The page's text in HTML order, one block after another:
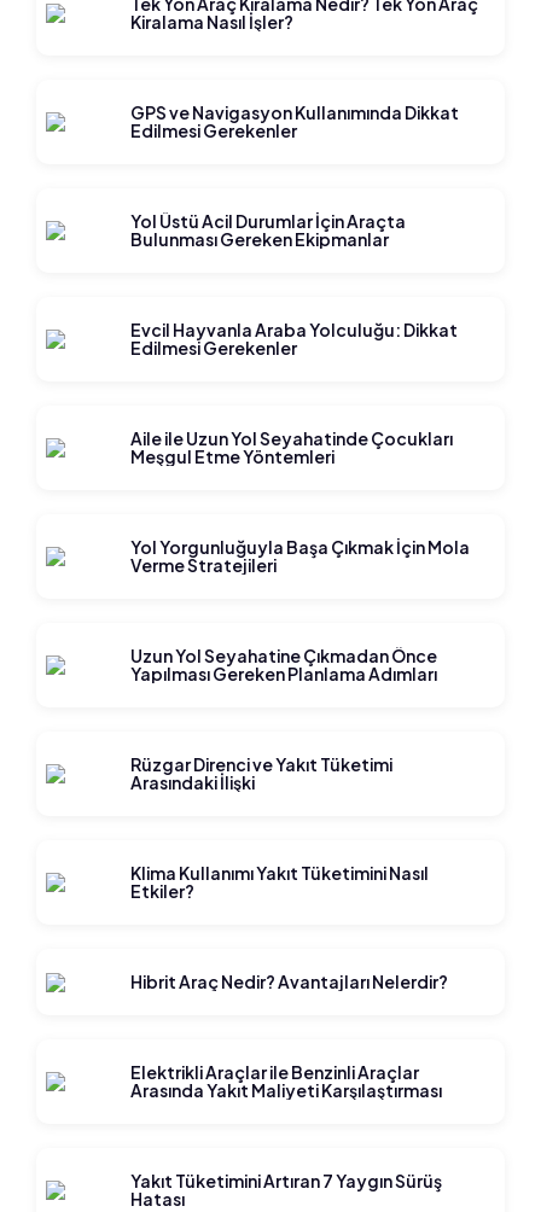
Kiralama Nasıl İşler?
GPS ve Navigasyon Kullanımında Dikkat
Edilmesi Gerekenler
Yol Üstü Acil Durumlar İçin Araçta
Bulunması Gereken Ekipmanlar
Evcil Hayvanla Araba Yolculuğu: Dikkat
Edilmesi Gerekenler
Aile ile Uzun Yol Seyahatinde Çocukları
Meşgul Etme Yöntemleri
Yol Yorgunluğuyla Başa Çıkmak İçin Mola
Verme Stratejileri
Uzun Yol Seyahatine Çıkmadan Önce
Yapılması Gereken Planlama Adımları
Rüzgar Direnci ve Yakıt Tüketimi
Arasındaki İlişki
Klima Kullanımı Yakıt Tüketimini Nasıl
Etkiler?
Hibrit Araç Nedir? Avantajları Nelerdir?
Elektrikli Araçlar ile Benzinli Araçlar
Arasında Yakıt Maliyeti Karşılaştırması
Yakıt Tüketimini Artıran 7 Yaygın Sürüş
Hatası